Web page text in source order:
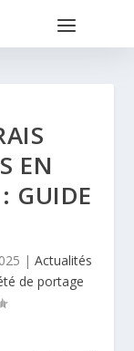
EN
GUIDE
| Actualités
de portage